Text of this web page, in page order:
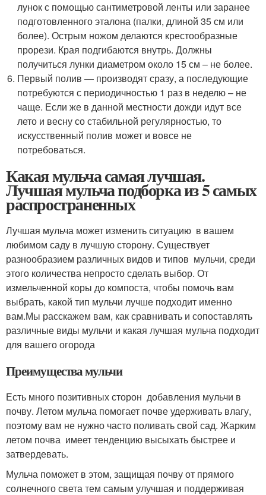
лунок с помощью сантиметровой ленты или заранее
подготовленного эталона (палки, длиной 35 см или
более). Острым ножом делаются крестообразные
прорези. Края подгибаются внутрь. Должны
получиться лунки диаметром около 15 см – не более.
Первый полив — производят сразу, а последующие
потребуются с периодичностью 1 раз в неделю – не
чаще. Если же в данной местности дожди идут все
лето и весну со стабильной регулярностью, то
искусственный полив может и вовсе не
потребоваться.
Какая мульча самая лучшая.
Лучшая мульча подборка из 5 самых
распространенных
Лучшая мульча может изменить ситуацию в вашем
любимом саду в лучшую сторону. Существует
разнообразием различных видов и типов мульчи, среди
этого количества непросто сделать выбор. От
измельченной коры до компоста, чтобы помочь вам
выбрать, какой тип мульчи лучше подходит именно
вам.Мы расскажем вам, как сравнивать и сопоставлять
различные виды мульчи и какая лучшая мульча подходит
для вашего огорода
Преимущества мульчи
Есть много позитивных сторон добавления мульчи в
почву. Летом мульча помогает почве удерживать влагу,
поэтому вам не нужно часто поливать свой сад. Жарким
летом почва имеет тенденцию высыхать быстрее и
затвердевать.
Мульча поможет в этом, защищая почву от прямого
солнечного света тем самым улучшая и поддерживая